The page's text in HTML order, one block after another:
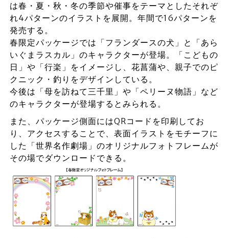
は春・夏・秋・冬の季節や催事をテーマとしたそれぞ
れ4パターンのイラストを展開。年間で16パターンを
発売する。
春限定パッケージでは「フランダースの犬」と「あら
いぐまラスカル」のキャラクターが登場。「こどもの
日」や「行楽」をイメージし、花菖蒲や、親子でのピ
クニック・釣りをデザインしている。
今後は「母を訪ねて三千里」や「ペリーヌ物語」など
のキャラクターが登場するとみられる。
また、パッケージ側面にはQRコードを印刷してお
り、アクセスすることで、表面イラストをモチーフに
した「世界名作劇場」のオリジナルフォトフレームが
その場でダウンロードできる。